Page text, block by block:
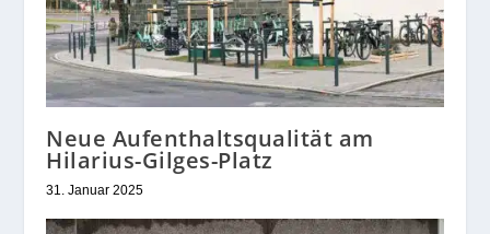
Neue Aufenthaltsqualität am
Hilarius-Gilges-Platz
31. Januar 2025